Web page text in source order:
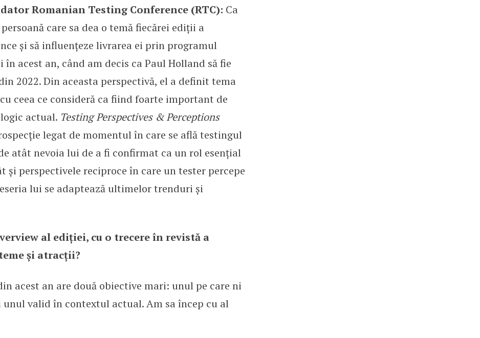
Romanian Testing Conference (RTC): Ca
care sa dea o temă fiecărei ediții a
și să influențeze livrarea ei prin programul
acest an, când am decis ca Paul Holland să fie
2022. Din aceasta perspectivă, el a definit tema
ceea ce consideră ca fiind foarte important de
actual. Testing Perspectives & Perceptions
legat de momentul în care se află testingul
atât nevoia lui de a fi confirmat ca un rol esențial
și perspectivele reciproce în care un tester percepe
lui se adaptează ultimelor trenduri și
al ediției, cu o trecere în revistă a
și atracții?
acest an are două obiective mari: unul pe care ni
valid în contextul actual. Am sa încep cu al